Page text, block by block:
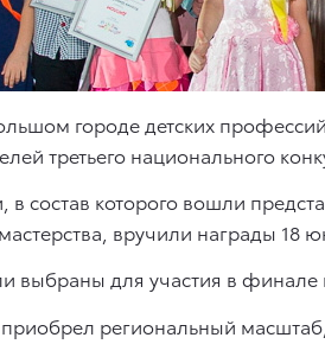
городе детских
третьего национального
состав которого вошли
вручили награды 18
выбраны для участия в финале
приобрел региональный